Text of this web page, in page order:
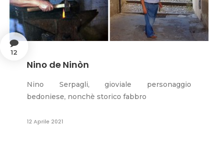
12
Nino de Ninòn
Nino Serpagli, gioviale personaggio
bedoniese, nonchè storico fabbro
12 Aprile 2021